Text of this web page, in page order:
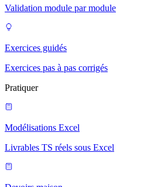
Validation module par module
Exercices guidés
Exercices pas à pas corrigés
Pratiquer
Modélisations Excel
Livrables TS réels sous Excel